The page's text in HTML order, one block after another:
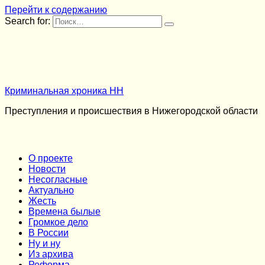
Перейти к содержанию
Search for:
Криминальная хроника НН
Преступления и происшествия в Нижегородской области
О проекте
Новости
Несогласные
Актуально
Жесть
Времена былые
Громкое дело
В России
Ну и ну
Из архива